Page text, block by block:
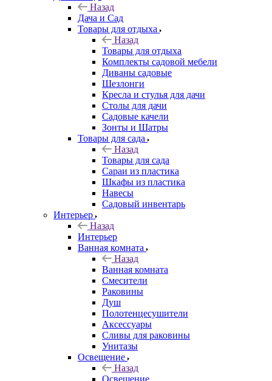
Назад
Дача и Сад
Товары для отдыха
Назад
Товары для отдыха
Комплекты садовой мебели
Диваны садовые
Шезлонги
Кресла и стулья для дачи
Столы для дачи
Садовые качели
Зонты и Шатры
Товары для сада
Назад
Товары для сада
Сараи из пластика
Шкафы из пластика
Навесы
Садовый инвентарь
Интерьер
Назад
Интерьер
Ванная комната
Назад
Ванная комната
Смесители
Раковины
Душ
Полотенцесушители
Аксессуары
Сливы для раковины
Унитазы
Освещение
Назад
Освещение